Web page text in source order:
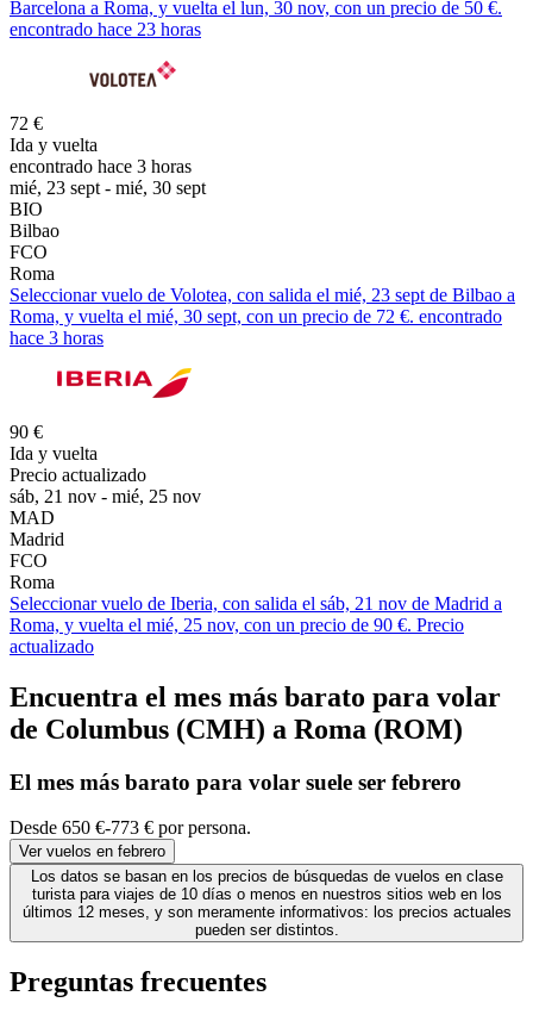
Barcelona a Roma, y vuelta el lun, 30 nov, con un precio de 50 €.
encontrado hace 23 horas
72 €
Ida y vuelta
encontrado hace 3 horas
mié, 23 sept - mié, 30 sept
BIO
Bilbao
FCO
Roma
Seleccionar vuelo de Volotea, con salida el mié, 23 sept de Bilbao a
Roma, y vuelta el mié, 30 sept, con un precio de 72 €. encontrado
hace 3 horas
90 €
Ida y vuelta
Precio actualizado
sáb, 21 nov - mié, 25 nov
MAD
Madrid
FCO
Roma
Seleccionar vuelo de Iberia, con salida el sáb, 21 nov de Madrid a
Roma, y vuelta el mié, 25 nov, con un precio de 90 €. Precio
actualizado
Encuentra el mes más barato para volar
de Columbus (CMH) a Roma (ROM)
El mes más barato para volar suele ser febrero
Desde 650 €-773 € por persona.
Ver vuelos en febrero
Los datos se basan en los precios de búsquedas de vuelos en clase
turista para viajes de 10 días o menos en nuestros sitios web en los
últimos 12 meses, y son meramente informativos: los precios actuales
pueden ser distintos.
Preguntas frecuentes